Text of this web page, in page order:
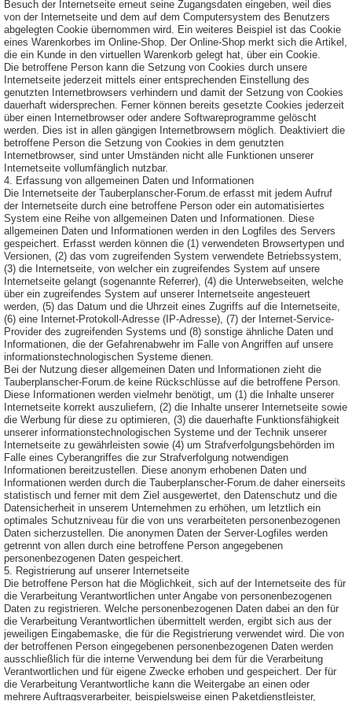
Besuch der Internetseite erneut seine Zugangsdaten eingeben, weil dies
von der Internetseite und dem auf dem Computersystem des Benutzers
abgelegten Cookie übernommen wird. Ein weiteres Beispiel ist das Cookie
eines Warenkorbes im Online-Shop. Der Online-Shop merkt sich die Artikel,
die ein Kunde in den virtuellen Warenkorb gelegt hat, über ein Cookie.
Die betroffene Person kann die Setzung von Cookies durch unsere
Internetseite jederzeit mittels einer entsprechenden Einstellung des
genutzten Internetbrowsers verhindern und damit der Setzung von Cookies
dauerhaft widersprechen. Ferner können bereits gesetzte Cookies jederzeit
über einen Internetbrowser oder andere Softwareprogramme gelöscht
werden. Dies ist in allen gängigen Internetbrowsern möglich. Deaktiviert die
betroffene Person die Setzung von Cookies in dem genutzten
Internetbrowser, sind unter Umständen nicht alle Funktionen unserer
Internetseite vollumfänglich nutzbar.
4. Erfassung von allgemeinen Daten und Informationen
Die Internetseite der Tauberplanscher-Forum.de erfasst mit jedem Aufruf
der Internetseite durch eine betroffene Person oder ein automatisiertes
System eine Reihe von allgemeinen Daten und Informationen. Diese
allgemeinen Daten und Informationen werden in den Logfiles des Servers
gespeichert. Erfasst werden können die (1) verwendeten Browsertypen und
Versionen, (2) das vom zugreifenden System verwendete Betriebssystem,
(3) die Internetseite, von welcher ein zugreifendes System auf unsere
Internetseite gelangt (sogenannte Referrer), (4) die Unterwebseiten, welche
über ein zugreifendes System auf unserer Internetseite angesteuert
werden, (5) das Datum und die Uhrzeit eines Zugriffs auf die Internetseite,
(6) eine Internet-Protokoll-Adresse (IP-Adresse), (7) der Internet-Service-
Provider des zugreifenden Systems und (8) sonstige ähnliche Daten und
Informationen, die der Gefahrenabwehr im Falle von Angriffen auf unsere
informationstechnologischen Systeme dienen.
Bei der Nutzung dieser allgemeinen Daten und Informationen zieht die
Tauberplanscher-Forum.de keine Rückschlüsse auf die betroffene Person.
Diese Informationen werden vielmehr benötigt, um (1) die Inhalte unserer
Internetseite korrekt auszuliefern, (2) die Inhalte unserer Internetseite sowie
die Werbung für diese zu optimieren, (3) die dauerhafte Funktionsfähigkeit
unserer informationstechnologischen Systeme und der Technik unserer
Internetseite zu gewährleisten sowie (4) um Strafverfolgungsbehörden im
Falle eines Cyberangriffes die zur Strafverfolgung notwendigen
Informationen bereitzustellen. Diese anonym erhobenen Daten und
Informationen werden durch die Tauberplanscher-Forum.de daher einerseits
statistisch und ferner mit dem Ziel ausgewertet, den Datenschutz und die
Datensicherheit in unserem Unternehmen zu erhöhen, um letztlich ein
optimales Schutzniveau für die von uns verarbeiteten personenbezogenen
Daten sicherzustellen. Die anonymen Daten der Server-Logfiles werden
getrennt von allen durch eine betroffene Person angegebenen
personenbezogenen Daten gespeichert.
5. Registrierung auf unserer Internetseite
Die betroffene Person hat die Möglichkeit, sich auf der Internetseite des für
die Verarbeitung Verantwortlichen unter Angabe von personenbezogenen
Daten zu registrieren. Welche personenbezogenen Daten dabei an den für
die Verarbeitung Verantwortlichen übermittelt werden, ergibt sich aus der
jeweiligen Eingabemaske, die für die Registrierung verwendet wird. Die von
der betroffenen Person eingegebenen personenbezogenen Daten werden
ausschließlich für die interne Verwendung bei dem für die Verarbeitung
Verantwortlichen und für eigene Zwecke erhoben und gespeichert. Der für
die Verarbeitung Verantwortliche kann die Weitergabe an einen oder
mehrere Auftragsverarbeiter, beispielsweise einen Paketdienstleister,